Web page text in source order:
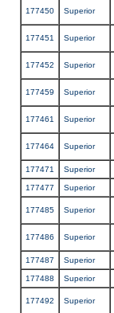
177450 Superior
177451 Superior
177452 Superior
177459 Superior
177461 Superior
177464 Superior
177471 Superior
177477 Superior
177485 Superior
177486 Superior
177487 Superior
177488 Superior
177492 Superior